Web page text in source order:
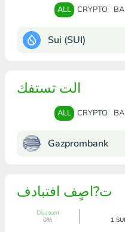
ALL CRYPTO
Sui (SUI)
الت تستفك
ALL CRYPTO
Gazprombank
ت?اصٍف افتبادف
Discount
0%
1